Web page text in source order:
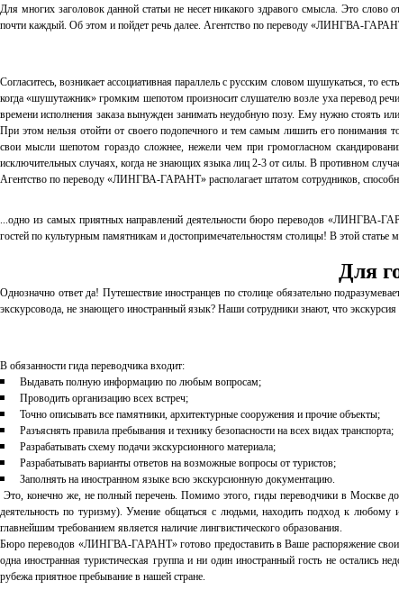
Для многих заголовок данной статьи не несет никакого здравого смысла. Это
почти каждый. Об этом и пойдет речь далее. Агентство по переводу «ЛИНГВА-
Согласитесь, возникает ассоциативная параллель с русским словом шушукаться, то
когда «шушутажник» громким шепотом произносит слушателю возле уха перевод
времени исполнения заказа вынужден занимать неудобную позу. Ему нужно стоять
При этом нельзя отойти от своего подопечного и тем самым лишить его понимания
свои мысли шепотом гораздо сложнее, нежели чем при громогласном
исключительных случаях, когда не знающих языка лиц 2-3 от силы. В противном
Агентство по переводу «ЛИНГВА-ГАРАНТ» располагает штатом сотрудников,
...одно из самых приятных направлений деятельности бюро переводов «ЛИНГВА-
гостей по культурным памятникам и достопримечательностям столицы! В этой
Для
Однозначно ответ да! Путешествие иностранцев по столице обязательно
экскурсовода, не знающего иностранный язык? Наши сотрудники знают, что
В обязанности гида переводчика входит:
Выдавать полную информацию по любым вопросам;
Проводить организацию всех встреч;
Точно описывать все памятники, архитектурные сооружения и прочие объекты;
Разъяснять правила пребывания и технику безопасности на всех видах транспорта;
Разрабатывать схему подачи экскурсионного материала;
Разрабатывать варианты ответов на возможные вопросы от туристов;
Заполнять на иностранном языке всю экскурсионную документацию.
Это, конечно же, не полный перечень. Помимо этого, гиды переводчики в Москве
деятельность по туризму). Умение общаться с людьми, находить подход к любому
главнейшим требованием является наличие лингвистического образования.
Бюро переводов «ЛИНГВА-ГАРАНТ» готово предоставить в Ваше распоряжение
одна иностранная туристическая группа и ни один иностранный гость не остались
рубежа приятное пребывание в нашей стране.